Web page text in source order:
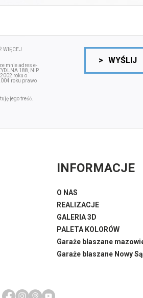
WIĘCEJ
mnie adres e-
188, NIP
roku o
roku prawo
jego treść.
> WYŚLIJ
INFORMACJE
O NAS
REALIZACJE
GALERIA 3D
PALETA KOLORÓW
Garaże blaszane
Garaże blaszane Nowy